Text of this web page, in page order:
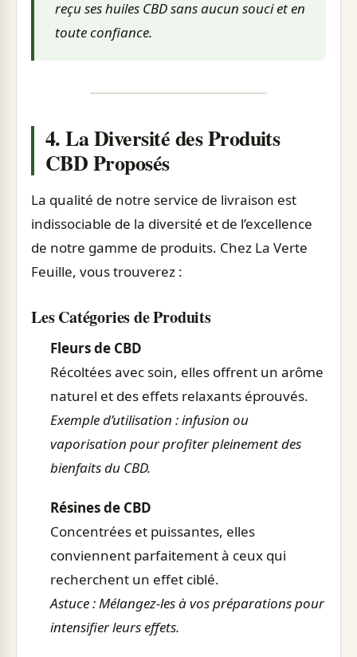
reçu ses huiles CBD sans aucun souci et en
toute confiance.
4. La Diversité des Produits
CBD Proposés
La qualité de notre service de livraison est
indissociable de la diversité et de l’excellence
de notre gamme de produits. Chez La Verte
Feuille, vous trouverez :
Les Catégories de Produits
Fleurs de CBD
Récoltées avec soin, elles offrent un arôme
naturel et des effets relaxants éprouvés.
Exemple d’utilisation : infusion ou
vaporisation pour profiter pleinement des
bienfaits du CBD.
Résines de CBD
Concentrées et puissantes, elles
conviennent parfaitement à ceux qui
recherchent un effet ciblé.
Astuce : Mélangez-les à vos préparations pour
intensifier leurs effets.